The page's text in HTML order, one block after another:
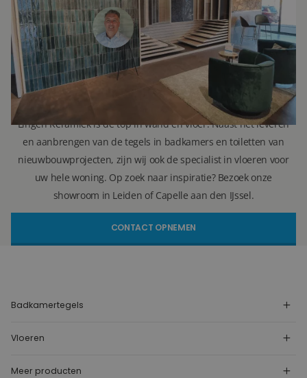
071 579 43 55
(Leiden)
010 202 15 15
(Capelle aan den IJssel)
info@lingenkeramiek.nl
Lingen Keramiek is de top in wand en vloer. Naast het leveren
en aanbrengen van de tegels in badkamers en toiletten van
nieuwbouwprojecten, zijn wij ook de specialist in vloeren voor
uw hele woning. Op zoek naar inspiratie? Bezoek onze
showroom in Leiden of Capelle aan den IJssel.
CONTACT OPNEMEN
Badkamertegels
Vloeren
Meer producten